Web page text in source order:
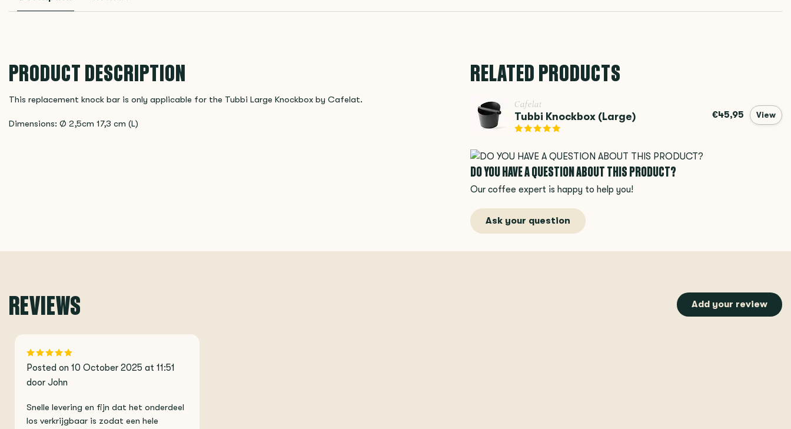
PRODUCT DESCRIPTION
This replacement knock bar is only applicable for the Tubbi Large Knockbox by Cafelat.
Dimensions: Ø 2,5cm 17,3 cm (L)
RELATED PRODUCTS
Cafelat
Tubbi Knockbox (Large) €45,95 View
DO YOU HAVE A QUESTION ABOUT THIS PRODUCT?
Our coffee expert is happy to help you!
Ask your question
REVIEWS Add your review
Posted on 10 October 2025 at 11:51
door John
Snelle levering en fijn dat het onderdeel
los verkrijgbaar is zodat een hele